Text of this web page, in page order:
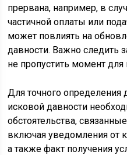
прервана, например, в
частичной оплаты или
может повлиять на
давности. Важно следить
не пропустить момент для
Для точного определения
исковой давности
обстоятельства,
включая уведомления от
а также факт получения